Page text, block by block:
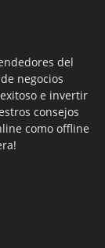
del
negocios
e invertir
consejos
como offline